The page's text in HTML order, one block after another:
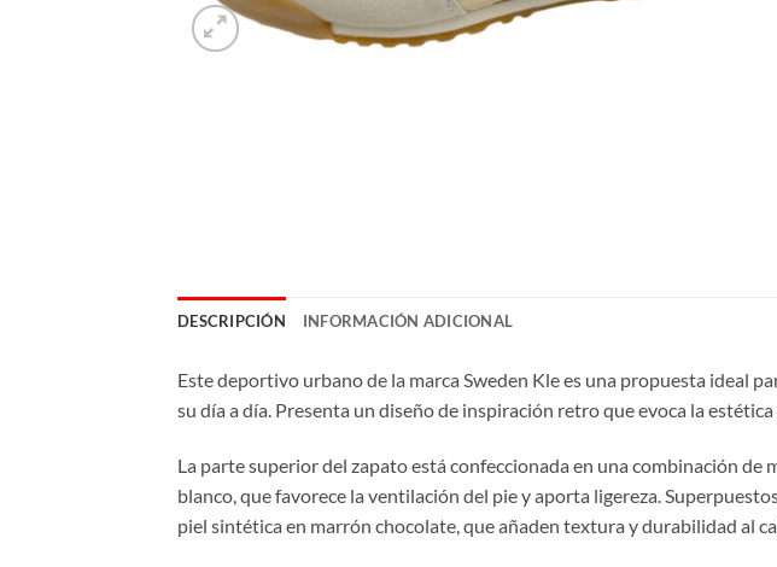
DESCRIPCIÓN INFORMACIÓN ADICIONAL
Este deportivo urbano de la marca Sweden Kle es una propuesta ideal
su día a día. Presenta un diseño de inspiración retro que evoca la
La parte superior del zapato está confeccionada en una combinación
blanco, que favorece la ventilación del pie y aporta ligereza.
piel sintética en marrón chocolate, que añaden textura y durabilidad al